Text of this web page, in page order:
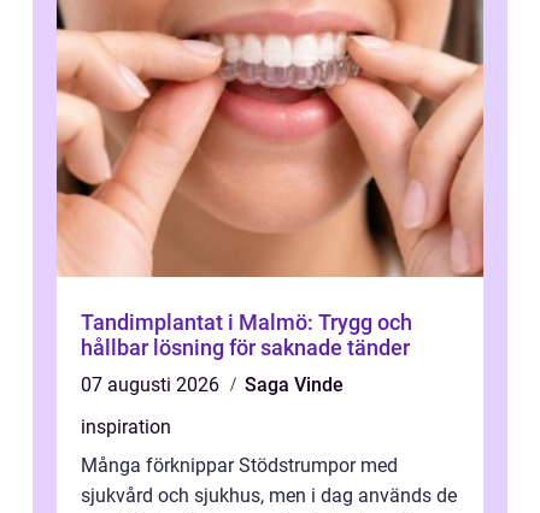
Tandimplantat i Malmö: Trygg och
hållbar lösning för saknade tänder
07 augusti 2026
Saga Vinde
inspiration
Många förknippar Stödstrumpor med
sjukvård och sjukhus, men i dag används de